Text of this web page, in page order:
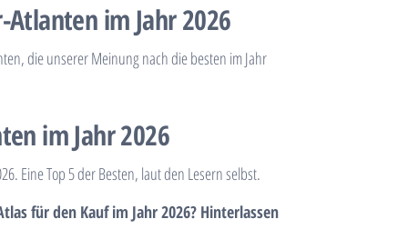
Atlanten im Jahr 2026
die unserer Meinung nach die besten im Jahr
im Jahr 2026
Eine Top 5 der Besten, laut den Lesern selbst.
für den Kauf im Jahr 2026? Hinterlassen